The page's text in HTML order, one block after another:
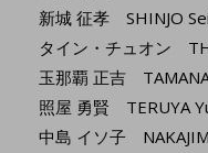
新城 征孝 SHINJO
タイン・チュオン
玉那覇 正吉
照屋 勇賢 TERUYA
中島 イソ子